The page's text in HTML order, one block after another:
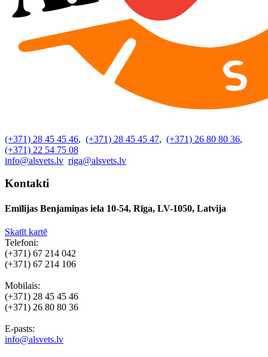
(+371) 28 45 45 46, (+371) 28 45 45 47, (+371) 26 80 80 36,
(+371) 22 54 75 08
info@alsvets.lv riga@alsvets.lv
Kontakti
Emīlijas Benjamiņas iela 10-54, Rīga, LV-1050, Latvija
Skatīt kartē
Telefoni:
(+371) 67 214 042
(+371) 67 214 106
Mobilais:
(+371) 28 45 45 46
(+371) 26 80 80 36
E-pasts:
info@alsvets.lv